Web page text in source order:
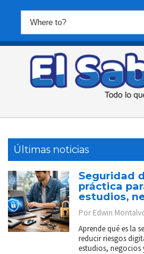
Últimas noticias
Seguridad
práctica
estudios,
PorEdwin
Aprende qué es la
reducir riesgos
estudios,